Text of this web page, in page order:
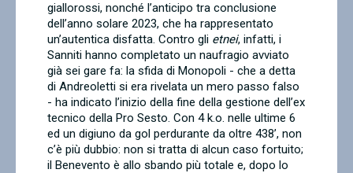
giallorossi, nonché l’anticipo tra conclusione
dell’anno solare 2023, che ha rappresentato
un’autentica disfatta. Contro gli etnei, infatti, i
Sanniti hanno completato un naufragio avviato
già sei gare fa: la sfida di Monopoli - che a detta
di Andreoletti si era rivelata un mero passo falso
- ha indicato l’inizio della fine della gestione dell’ex
tecnico della Pro Sesto. Con 4 k.o. nelle ultime 6
ed un digiuno da gol perdurante da oltre 438’, non
c’è più dubbio: non si tratta di alcun caso fortuito;
il Benevento è allo sbando più totale e, dopo lo